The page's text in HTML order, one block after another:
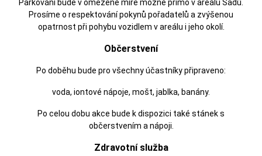
Parkování bude v omezené míře možné přímo v areálu Sadů.
Prosíme o respektování pokynů pořadatelů a zvýšenou
opatrnost při pohybu vozidlem v areálu i jeho okolí.
Občerstvení
Po doběhu bude pro všechny účastníky připraveno:
voda, iontové nápoje, mošt, jablka, banány.
Po celou dobu akce bude k dispozici také stánek s
občerstvením a nápoji.
Zdravotní služba